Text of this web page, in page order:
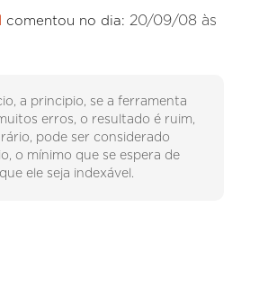
comentou no dia: 20/09/08 às
a principio, se a ferramenta
erros, o resultado é ruim,
pode ser considerado
o mínimo que se espera de
ele seja indexável.